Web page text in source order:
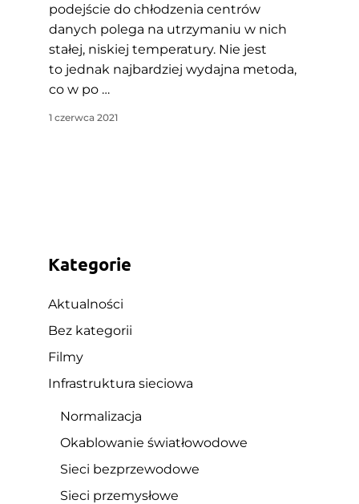
podejście do chłodzenia centrów
danych polega na utrzymaniu w nich
stałej, niskiej temperatury. Nie jest
to jednak najbardziej wydajna metoda,
co w po …
1 czerwca 2021
Kategorie
Aktualności
Bez kategorii
Filmy
Infrastruktura sieciowa
Normalizacja
Okablowanie światłowodowe
Sieci bezprzewodowe
Sieci przemysłowe